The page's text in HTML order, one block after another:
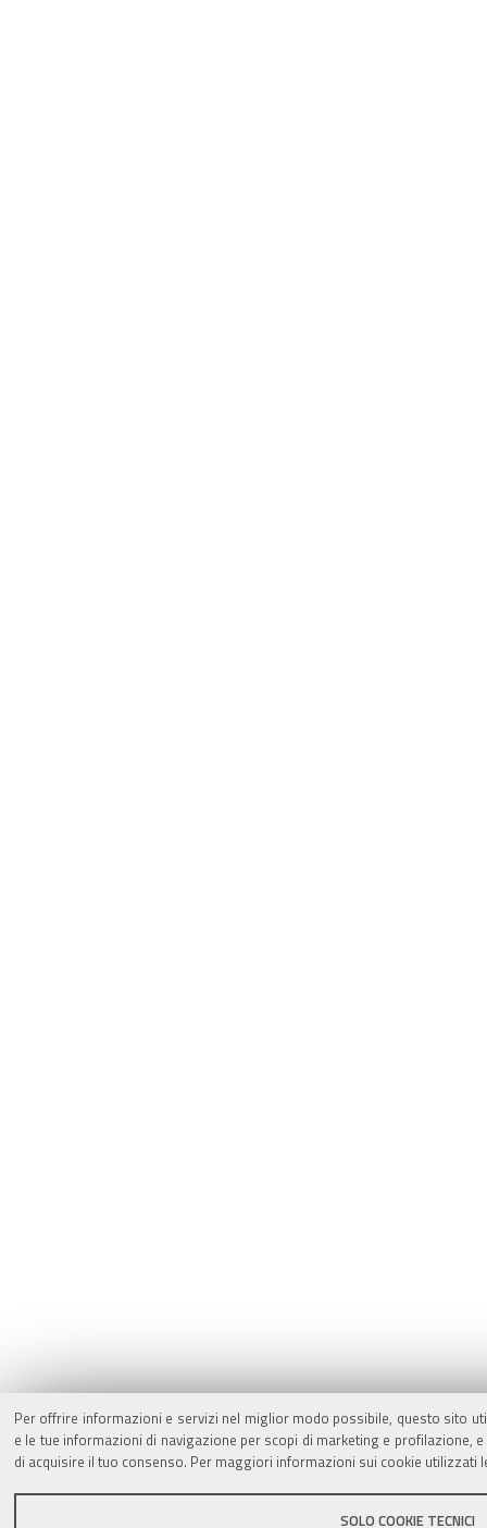
Per offrire informazioni e servizi nel miglior modo possibile, questo sito
e le tue informazioni di navigazione per scopi di marketing e
di acquisire il tuo consenso. Per maggiori informazioni sui cookie utilizzati
SOLO COOKIE TECNICI